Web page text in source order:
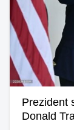
Prezident
Donald